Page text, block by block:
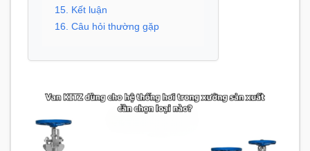
15. Kết luận
16. Câu hỏi thường gặp